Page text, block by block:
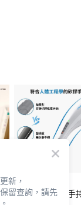
【廠商直送】
RENPHO無線手
新，
留查詢，請先